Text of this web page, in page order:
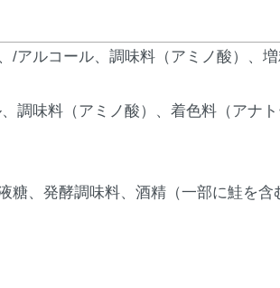
アルコール、調味料（アミノ酸）、
調味料（アミノ酸）、着色料（アナ
、発酵調味料、酒精（一部に鮭を含